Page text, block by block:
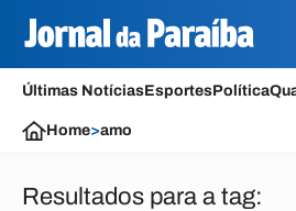
Últimas NotíciasEsportesPolítica
Home>amo
Resultados para a tag: